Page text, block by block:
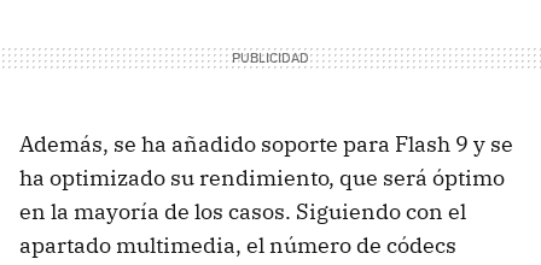
Además, se ha añadido soporte para Flash 9 y se
ha optimizado su rendimiento, que será óptimo
en la mayoría de los casos. Siguiendo con el
apartado multimedia, el número de códecs